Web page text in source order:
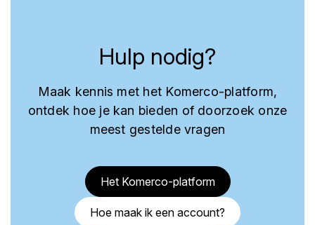
Hulp nodig?
Maak kennis met het Komerco-platform,
ontdek hoe je kan bieden of doorzoek onze
meest gestelde vragen
Het Komerco-platform
Hoe maak ik een account?